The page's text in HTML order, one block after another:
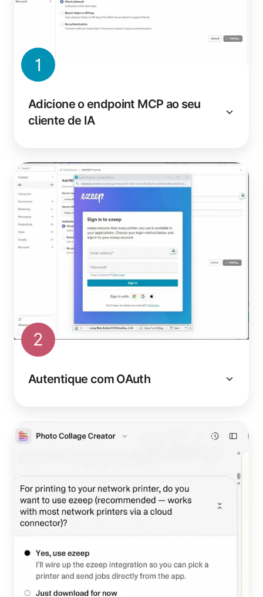
1
Adicione o endpoint MCP ao seu
cliente de IA
2
Autentique com OAuth